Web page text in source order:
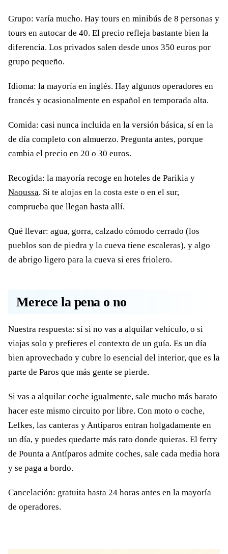
Grupo: varía mucho. Hay tours en minibús de 8 personas y
tours en autocar de 40. El precio refleja bastante bien la
diferencia. Los privados salen desde unos 350 euros por
grupo pequeño.
Idioma: la mayoría en inglés. Hay algunos operadores en
francés y ocasionalmente en español en temporada alta.
Comida: casi nunca incluida en la versión básica, sí en la
de día completo con almuerzo. Pregunta antes, porque
cambia el precio en 20 o 30 euros.
Recogida: la mayoría recoge en hoteles de Parikia y
Naoussa. Si te alojas en la costa este o en el sur,
comprueba que llegan hasta allí.
Qué llevar: agua, gorra, calzado cómodo cerrado (los
pueblos son de piedra y la cueva tiene escaleras), y algo
de abrigo ligero para la cueva si eres friolero.
Merece la pena o no
Nuestra respuesta: sí si no vas a alquilar vehículo, o si
viajas solo y prefieres el contexto de un guía. Es un día
bien aprovechado y cubre lo esencial del interior, que es la
parte de Paros que más gente se pierde.
Si vas a alquilar coche igualmente, sale mucho más barato
hacer este mismo circuito por libre. Con moto o coche,
Lefkes, las canteras y Antíparos entran holgadamente en
un día, y puedes quedarte más rato donde quieras. El ferry
de Pounta a Antíparos admite coches, sale cada media hora
y se paga a bordo.
Cancelación: gratuita hasta 24 horas antes en la mayoría
de operadores.